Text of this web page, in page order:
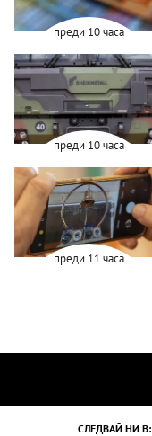
преди 10 часа
преди 10 часа
преди 11 часа
СЛЕДВАЙ НИ В: